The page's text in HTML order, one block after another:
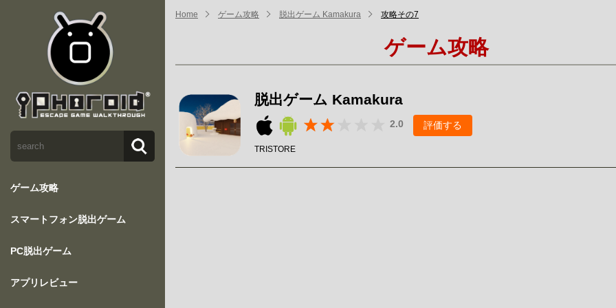
ゲーム攻略
スマートフォン脱出ゲーム
PC脱出ゲーム
アプリレビュー
Home ゲーム攻略 脱出ゲーム Kamakura 攻略その7
ゲーム攻略
脱出ゲーム Kamakura
2.0 評価する
TRISTORE